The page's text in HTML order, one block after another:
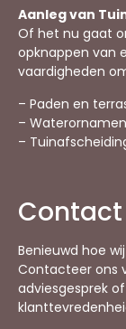
Aanleg van
Of het nu gaat
opknappen van
vaardigheden
– Paden en
–
–
Benieuwd hoe
Contacteer ons
adviesgesprek